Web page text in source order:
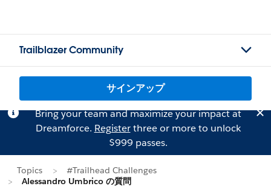
Trailblazer Community
サインアップ
Bring your team and maximize your impact at
Dreamforce. Registerthree or more to unlock
$999 passes.
Topics
#Trailhead Challenges
Alessandro Umbrico の質問